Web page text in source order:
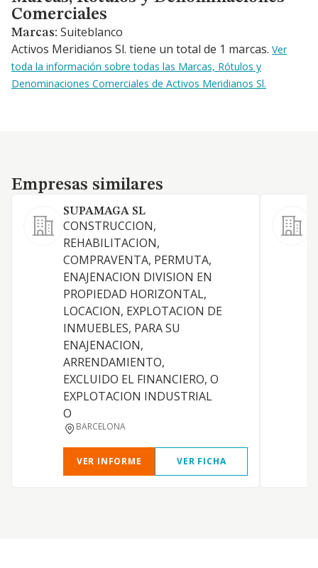
Comerciales
Marcas: Suiteblanco
Activos Meridianos Sl. tiene un total de 1 marcas. Ver
toda la información sobre todas las Marcas, Rótulos y
Denominaciones Comerciales de Activos Meridianos Sl.
Empresas similares
Empresas similares
SUPAMAGA SL
CONSTRUCCION,
REHABILITACION,
COMPRAVENTA, PERMUTA,
ENAJENACION DIVISION EN
PROPIEDAD HORIZONTAL,
LOCACION, EXPLOTACION DE
INMUEBLES, PARA SU
ENAJENACION,
ARRENDAMIENTO,
EXCLUIDO EL FINANCIERO, O
EXPLOTACION INDUSTRIAL
O
BARCELONA
VER INFORME VER FICHA